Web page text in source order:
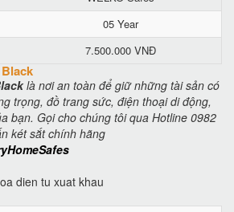
05 Year
7.500.000 VNĐ
là nơi an toàn để giữ những tài sản có
trọng, đồ trang sức, điện thoại di động,
bạn. Gọi cho chúng tôi qua Hotline 0982
két sắt chính hãng